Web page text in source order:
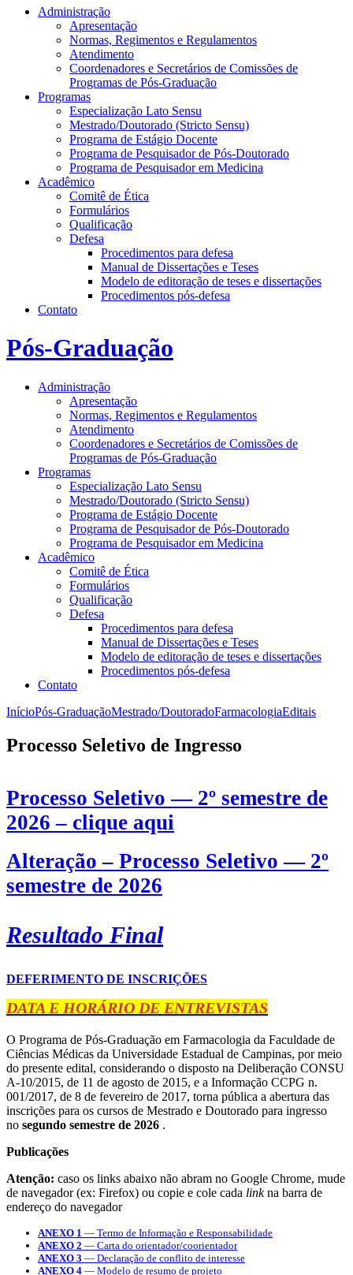
Administração
Apresentação
Normas, Regimentos e Regulamentos
Atendimento
Coordenadores e Secretários de Comissões de
Programas de Pós-Graduação
Programas
Especialização Lato Sensu
Mestrado/Doutorado (Stricto Sensu)
Programa de Estágio Docente
Programa de Pesquisador de Pós-Doutorado
Programa de Pesquisador em Medicina
Acadêmico
Comitê de Ética
Formulários
Qualificação
Defesa
Procedimentos para defesa
Manual de Dissertações e Teses
Modelo de editoração de teses e dissertações
Procedimentos pós-defesa
Contato
Pós-Graduação
Administração
Apresentação
Normas, Regimentos e Regulamentos
Atendimento
Coordenadores e Secretários de Comissões de
Programas de Pós-Graduação
Programas
Especialização Lato Sensu
Mestrado/Doutorado (Stricto Sensu)
Programa de Estágio Docente
Programa de Pesquisador de Pós-Doutorado
Programa de Pesquisador em Medicina
Acadêmico
Comitê de Ética
Formulários
Qualificação
Defesa
Procedimentos para defesa
Manual de Dissertações e Teses
Modelo de editoração de teses e dissertações
Procedimentos pós-defesa
Contato
InícioPós-GraduaçãoMestrado/DoutoradoFarmacologiaEditais
Processo Seletivo de Ingresso
Processo Seletivo — 2º semestre de
2026 – clique aqui
Alteração – Processo Seletivo — 2º
semestre de 2026
Resultado Final
DEFERIMENTO DE INSCRIÇÕES
DATA E HORÁRIO DE ENTREVISTAS
O Programa de Pós-Graduação em Farmacologia da Faculdade de
Ciências Médicas da Universidade Estadual de Campinas, por meio
do presente edital, considerando o disposto na Deliberação CONSU
A-10/2015, de 11 de agosto de 2015, e a Informação CCPG n.
001/2017, de 8 de fevereiro de 2017, torna pública a abertura das
inscrições para os cursos de Mestrado e Doutorado para ingresso
no segundo semestre de 2026 .
Publicações
Atenção: caso os links abaixo não abram no Google Chrome, mude
de navegador (ex: Firefox) ou copie e cole cada linkna barra de
endereço do navegador
ANEXO 1 — Termo de Informação e Responsabilidade
ANEXO 2 — Carta do orientador/coorientador
ANEXO 3 — Declaração de conflito de interesse
ANEXO 4 — Modelo de resumo de projeto